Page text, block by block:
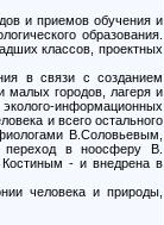
и приемов обучения и
образования.
классов, проектных
в связи с созданием
малых городов, лагеря и
информационных
и всего остального
В.Соловьевым,
переход в ноосферу В.
- и внедрена в
человека и природы,